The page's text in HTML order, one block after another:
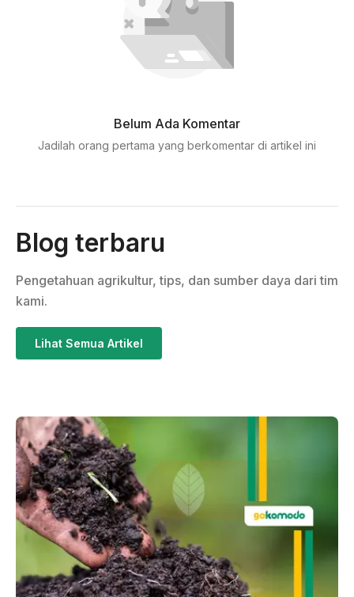
Belum Ada Komentar
Jadilah orang pertama yang berkomentar di artikel ini
Blog terbaru
Pengetahuan agrikultur, tips, dan sumber daya dari tim
kami.
Lihat Semua Artikel